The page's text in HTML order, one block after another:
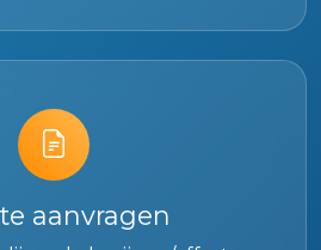
aanvragen